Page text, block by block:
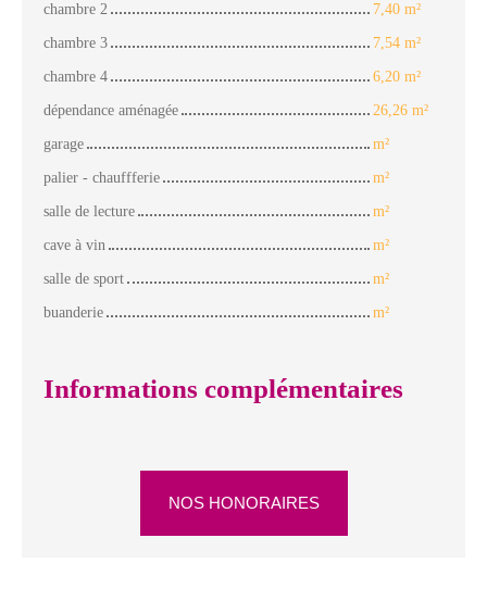
chambre 2
7,40 m²
chambre 3
7,54 m²
chambre 4
6,20 m²
dépendance aménagée
26,26 m²
garage
m²
palier - chauffferie
m²
salle de lecture
m²
cave à vin
m²
salle de sport
m²
buanderie
m²
Informations complémentaires
NOS HONORAIRES